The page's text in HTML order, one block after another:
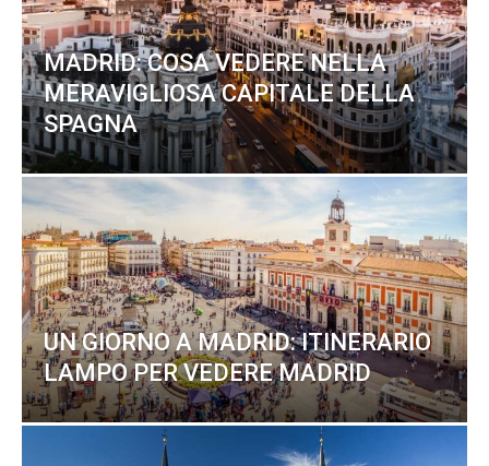
MADRID: COSA VEDERE NELLA
MERAVIGLIOSA CAPITALE DELLA
SPAGNA
UN GIORNO A MADRID: ITINERARIO
LAMPO PER VEDERE MADRID